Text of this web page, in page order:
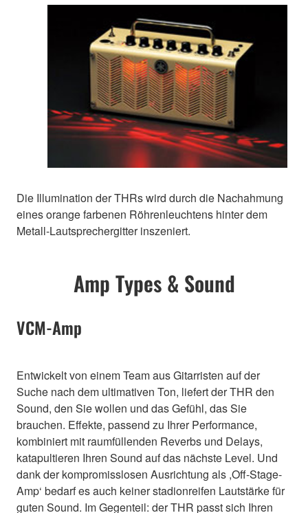
Die Illumination der THRs wird durch die Nachahmung
eines orange farbenen Röhrenleuchtens hinter dem
Metall-Lautsprechergitter inszeniert.
Amp Types & Sound
VCM-Amp
Entwickelt von einem Team aus Gitarristen auf der
Suche nach dem ultimativen Ton, liefert der THR den
Sound, den Sie wollen und das Gefühl, das Sie
brauchen. Effekte, passend zu Ihrer Performance,
kombiniert mit raumfüllenden Reverbs und Delays,
katapultieren Ihren Sound auf das nächste Level. Und
dank der kompromisslosen Ausrichtung als ,Off-Stage-
Amp‘ bedarf es auch keiner stadionreifen Lautstärke für
guten Sound. Im Gegenteil: der THR passt sich Ihren